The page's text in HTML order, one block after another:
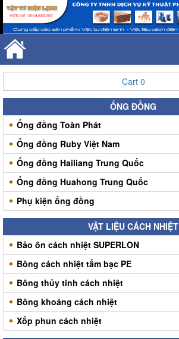
Cart 0
ỐNG ĐỒNG
Ống đồng Toàn Phát
Ống đồng Ruby Việt Nam
Ống đồng Hailiang Trung Quốc
Ống đồng Huahong Trung Quốc
Phụ kiện ống đồng
VẬT LIỆU CÁCH NHIỆT
Bảo ôn cách nhiệt SUPERLON
Bông cách nhiệt tấm bạc PE
Bông thủy tinh cách nhiệt
Bông khoáng cách nhiệt
Xốp phun cách nhiệt